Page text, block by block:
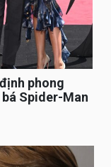
phong
Spider-Man